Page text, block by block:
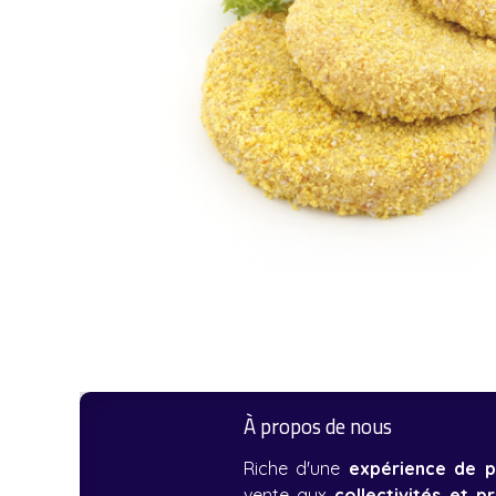
À propos de nous
Riche d'une expérience de